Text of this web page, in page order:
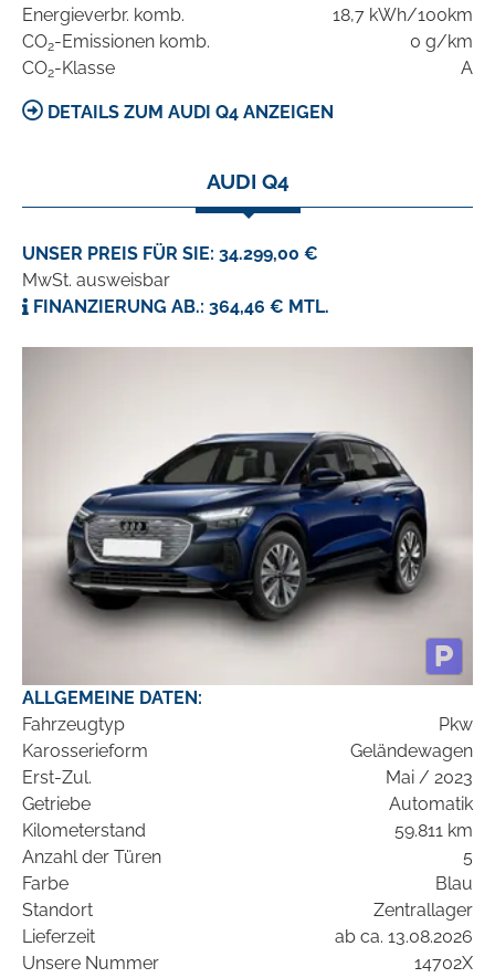
Energieverbr. komb.
18,7 kWh/100km
CO2-Emissionen komb.
0 g/km
CO2-Klasse A
DETAILS ZUM AUDI Q4 ANZEIGEN
AUDI Q4
UNSER PREIS FÜR SIE: 34.299,00 €
MwSt. ausweisbar
FINANZIERUNG AB.: 364,46 € MTL.
ALLGEMEINE DATEN:
Fahrzeugtyp
Pkw
Karosserieform
Geländewagen
Erst-Zul.
Mai / 2023
Getriebe
Automatik
Kilometerstand
59.811 km
Anzahl der Türen
5
Farbe
Blau
Standort
Zentrallager
Lieferzeit
ab ca. 13.08.2026
Unsere Nummer
14702X